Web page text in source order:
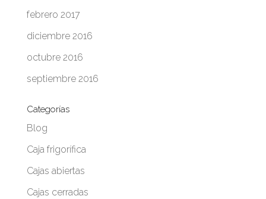
febrero 2017
diciembre 2016
octubre 2016
septiembre 2016
Categorías
Blog
Caja frigorífica
Cajas abiertas
Cajas cerradas